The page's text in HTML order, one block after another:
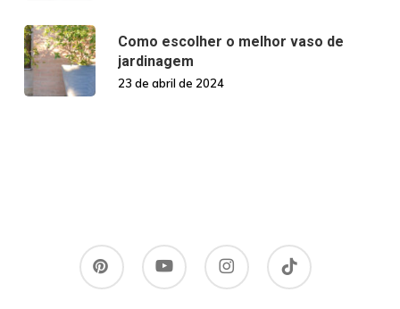
Como escolher o melhor vaso de
jardinagem
23 de abril de 2024
pinterest youtube instagram tiktok